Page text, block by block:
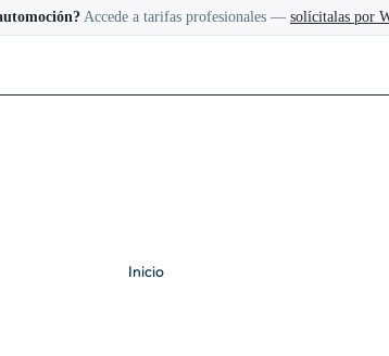
Accede a tarifas profesionales — solícitalas por
Inicio